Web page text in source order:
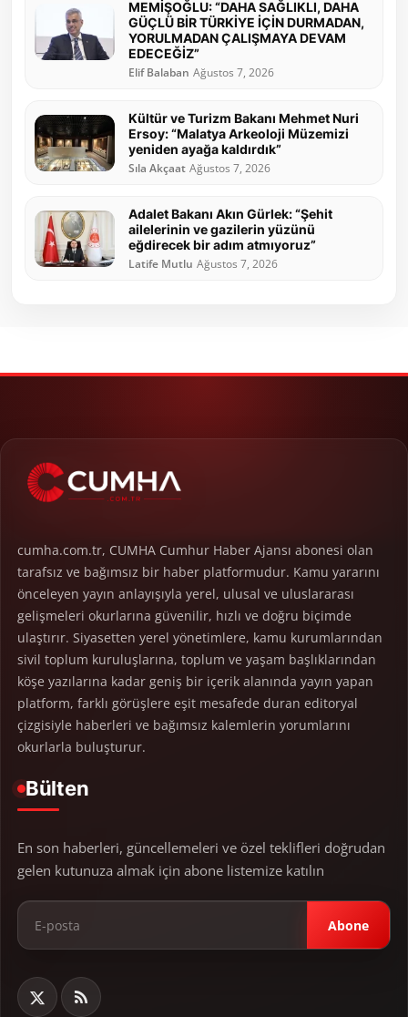
MEMİŞOĞLU: “DAHA SAĞLIKLI, DAHA
GÜÇLÜ BİR TÜRKİYE İÇİN DURMADAN,
YORULMADAN ÇALIŞMAYA DEVAM
EDECEĞİZ”
Elif Balaban Ağustos 7, 2026
Kültür ve Turizm Bakanı Mehmet Nuri
Ersoy: “Malatya Arkeoloji Müzemizi
yeniden ayağa kaldırdık”
Sıla Akçaat Ağustos 7, 2026
Adalet Bakanı Akın Gürlek: “Şehit
ailelerinin ve gazilerin yüzünü
eğdirecek bir adım atmıyoruz”
Latife Mutlu Ağustos 7, 2026
cumha.com.tr, CUMHA Cumhur Haber Ajansı abonesi olan
tarafsız ve bağımsız bir haber platformudur. Kamu yararını
önceleyen yayın anlayışıyla yerel, ulusal ve uluslararası
gelişmeleri okurlarına güvenilir, hızlı ve doğru biçimde
ulaştırır. Siyasetten yerel yönetimlere, kamu kurumlarından
sivil toplum kuruluşlarına, toplum ve yaşam başlıklarından
köşe yazılarına kadar geniş bir içerik alanında yayın yapan
platform, farklı görüşlere eşit mesafede duran editoryal
çizgisiyle haberleri ve bağımsız kalemlerin yorumlarını
okurlarla buluşturur.
Bülten
En son haberleri, güncellemeleri ve özel teklifleri doğrudan
gelen kutunuza almak için abone listemize katılın
Abone